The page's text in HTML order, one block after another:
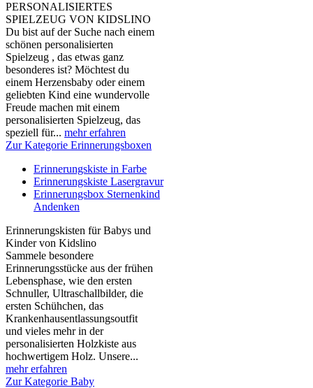
PERSONALISIERTES
SPIELZEUG VON KIDSLINO
Du bist auf der Suche nach einem
schönen personalisierten
Spielzeug , das etwas ganz
besonderes ist? Möchtest du
einem Herzensbaby oder einem
geliebten Kind eine wundervolle
Freude machen mit einem
personalisierten Spielzeug, das
speziell für... mehr erfahren
Zur Kategorie Erinnerungsboxen
Erinnerungskiste in Farbe
Erinnerungskiste Lasergravur
Erinnerungsbox Sternenkind
Andenken
Erinnerungskisten für Babys und
Kinder von Kidslino
Sammele besondere
Erinnerungsstücke aus der frühen
Lebensphase, wie den ersten
Schnuller, Ultraschallbilder, die
ersten Schühchen, das
Krankenhausentlassungsoutfit
und vieles mehr in der
personalisierten Holzkiste aus
hochwertigem Holz. Unsere...
mehr erfahren
Zur Kategorie Baby